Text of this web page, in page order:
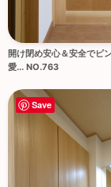
開け閉め安心＆安全でピ
愛... NO.763
Save